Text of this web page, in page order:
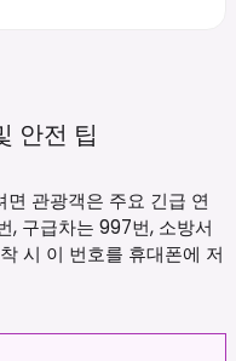
안전 팁
관광객은 주요 긴급 연
, 구급차는 997번, 소방서
시 이 번호를 휴대폰에 저